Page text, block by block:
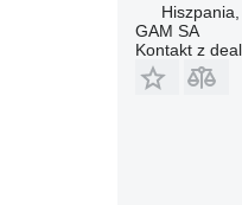
GAM SA
Kontakt z